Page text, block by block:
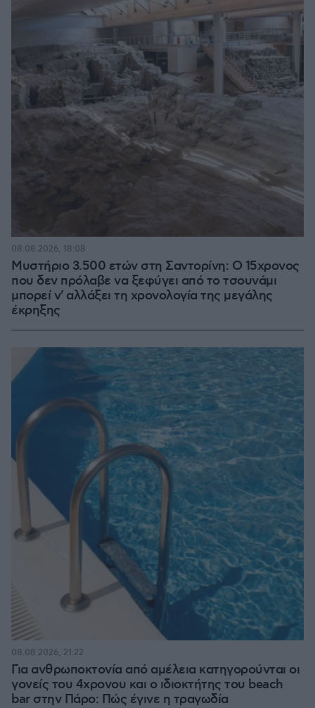
Μυστήριο 3.500 ετών στη Σαντορίνη: Ο 15χρονος
που δεν πρόλαβε να ξεφύγει από το τσουνάμι
μπορεί ν' αλλάξει τη χρονολογία της μεγάλης
έκρηξης
08.08.2026, 18:08
Για ανθρωποκτονία από αμέλεια κατηγορούνται οι
γονείς του 4χρονου και ο ιδιοκτήτης του beach
bar στην Πάρο: Πώς έγινε η τραγωδία
08.08.2026, 21:22